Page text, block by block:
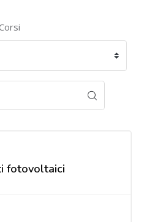
fotovoltaici